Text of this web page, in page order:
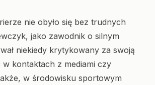
nie obyło się bez trudnych
jako zawodnik o silnym
niekiedy krytykowany za swoją
w kontaktach z mediami czy
w środowisku sportowym